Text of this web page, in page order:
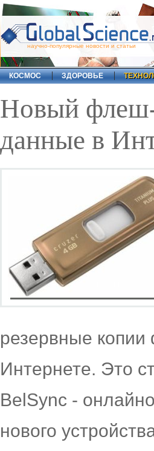
научно-популярные новости и статьи
КОСМОС ЗДОРОВЬЕ
Новый флеш-
данные в
резервные
Интернете. Это
BelSync -
нового